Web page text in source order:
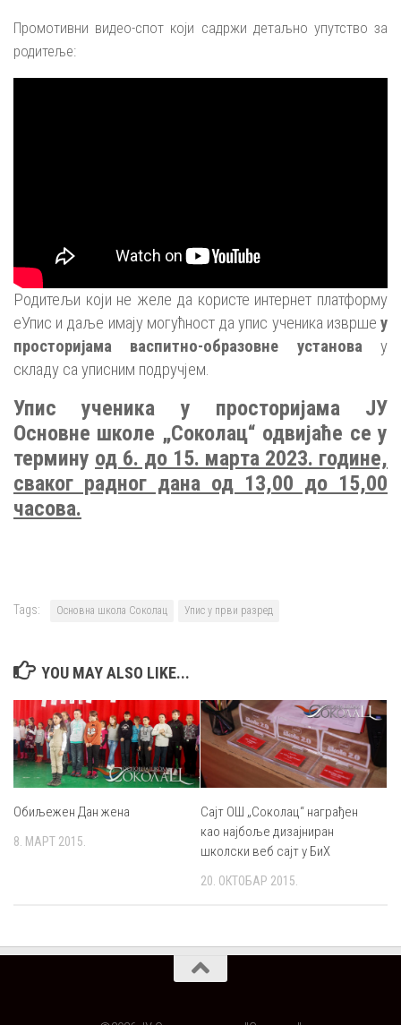
Промотивни видео-спот који садржи детаљно упутство за
родитеље:
Родитељи који не желе да користе интернет платформу
еУпис и даље имају могућност да упис ученика изврше у
просторијама васпитно-образовне установау
складу са уписним подручјем.
Упис ученика у просторијама ЈУ
Основне школе „Соколац“ одвијаће се у
термину од 6. до 15. марта 2023. године,
сваког радног дана од 13,00 до 15,00
часова.
Tags: Основна школа Соколац Упис у први разред
YOU MAY ALSO LIKE...
Обиљежен Дан жена
8. МАРТ 2015.
Сајт ОШ „Соколац“ награђен
као најбоље дизајниран
школски веб сајт у БиХ
20. ОКТОБАР 2015.